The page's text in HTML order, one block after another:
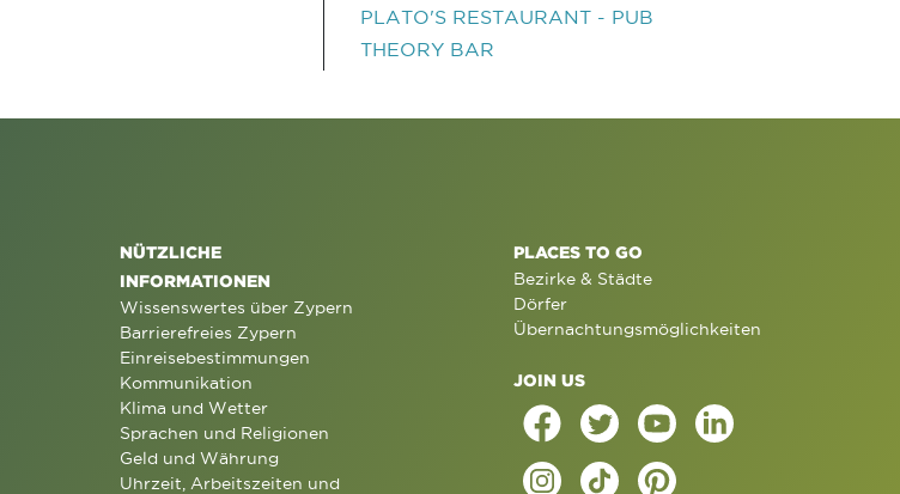
PLATO'S RESTAURANT - PUB
THEORY BAR
NÜTZLICHE
INFORMATIONEN
Wissenswertes über Zypern
Barrierefreies Zypern
Einreisebestimmungen
Kommunikation
Klima und Wetter
Sprachen und Religionen
Geld und Währung
Uhrzeit, Arbeitszeiten und
PLACES TO GO
Bezirke & Städte
Dörfer
Übernachtungsmöglichkeiten
JOIN US